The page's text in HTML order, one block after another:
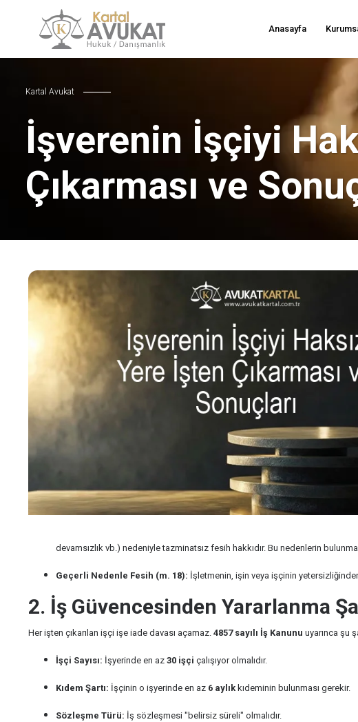
Anasayfa
Kartal Avukat
İşverenin İşçiyi
Çıkarması ve
devamsızlık vb.) nedeniyle tazminatsız fesih hakkıdır. Bu nedenlerin
Geçerli Nedenle Fesih (m. 18): İşletmenin, işin veya işçinin
2. İş Güvencesinden Yararlanma
Her işten çıkarılan işçi işe iade davası açamaz. 4857 sayılı İş Kanunu uyarınca şu
İşçi Sayısı: İşyerinde en az 30 işçi çalışıyor olmalıdır.
Kıdem Şartı: İşçinin o işyerinde en az 6 aylık kıdeminin bulunması gerekir.
Sözleşme Türü: İş sözleşmesi "belirsiz süreli" olmalıdır.